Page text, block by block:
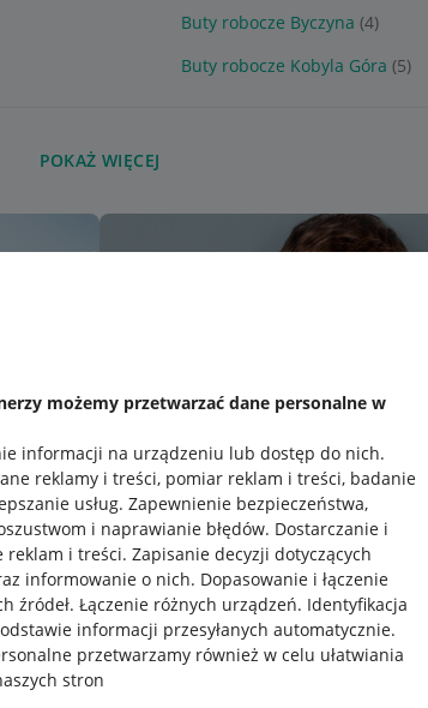
możemy przetwarzać dane personalne w
informacji na urządzeniu lub dostęp do nich.
reklamy i treści, pomiar reklam i treści, badanie
usług. Zapewnienie bezpieczeństwa,
i naprawianie błędów. Dostarczanie i
reklam i treści. Zapisanie decyzji dotyczących
informowanie o nich. Dopasowanie i łączenie
źródeł. Łączenie różnych urządzeń. Identyfikacja
informacji przesyłanych automatycznie.
przetwarzamy również w celu ułatwiania
stron
Buty robocze Byczyna (4)
Buty robocze Kobyla Góra (5)
POKAŻ WIĘCEJ
Pobierz aplikację